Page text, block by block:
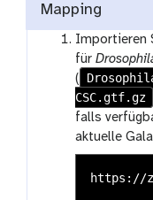
Mapping
Importieren
für
(
CSC.gtf.gz
falls
aktuelle